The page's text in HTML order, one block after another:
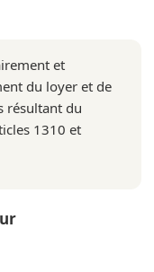
et
du loyer et de
résultant du
1310 et